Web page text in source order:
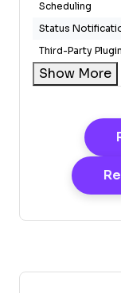
Scheduling
Status
Third-Party
Show More